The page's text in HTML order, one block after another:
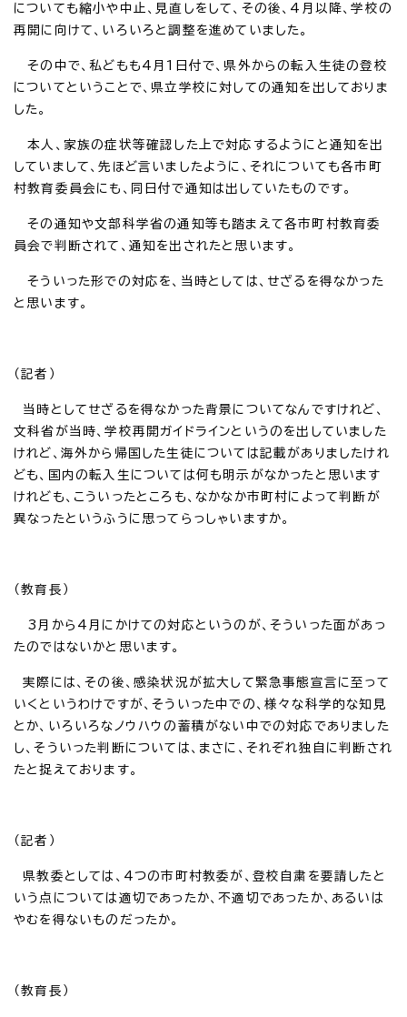
についても縮小や中止、見直しをして、その後、4月以降、学校の
再開に向けて、いろいろと調整を進めていました。
その中で、私どもも4月1日付で、県外からの転入生徒の登校
についてということで、県立学校に対しての通知を出しておりま
した。
本人、家族の症状等確認した上で対応するようにと通知を出
していまして、先ほど言いましたように、それについても各市町
村教育委員会にも、同日付で通知は出していたものです。
その通知や文部科学省の通知等も踏まえて各市町村教育委
員会で判断されて、通知を出されたと思います。
そういった形での対応を、当時としては、せざるを得なかった
と思います。
（記者）
当時としてせざるを得なかった背景についてなんですけれど、
文科省が当時、学校再開ガイドラインというのを出していました
けれど、海外から帰国した生徒については記載がありましたけれ
ども、国内の転入生については何も明示がなかったと思います
けれども、こういったところも、なかなか市町村によって判断が
異なったというふうに思ってらっしゃいますか。
（教育長）
3月から4月にかけての対応というのが、そういった面があっ
たのではないかと思います。
実際には、その後、感染状況が拡大して緊急事態宣言に至って
いくというわけですが、そういった中での、様々な科学的な知見
とか、いろいろなノウハウの蓄積がない中での対応でありました
し、そういった判断については、まさに、それぞれ独自に判断され
たと捉えております。
（記者）
県教委としては、4つの市町村教委が、登校自粛を要請したと
いう点については適切であったか、不適切であったか、あるいは
やむを得ないものだったか。
（教育長）